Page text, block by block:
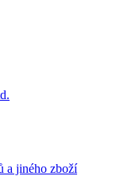
a jiného zboží